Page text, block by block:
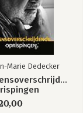
Marie Dedecker